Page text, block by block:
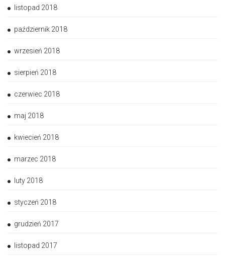
listopad 2018
październik 2018
wrzesień 2018
sierpień 2018
czerwiec 2018
maj 2018
kwiecień 2018
marzec 2018
luty 2018
styczeń 2018
grudzień 2017
listopad 2017